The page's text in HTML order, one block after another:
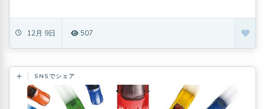
12月 9日 507
SNSでシェア